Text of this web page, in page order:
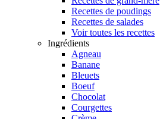
Recettes de poudings
Recettes de salades
Voir toutes les recettes
Ingrédients
Agneau
Banane
Bleuets
Boeuf
Chocolat
Courgettes